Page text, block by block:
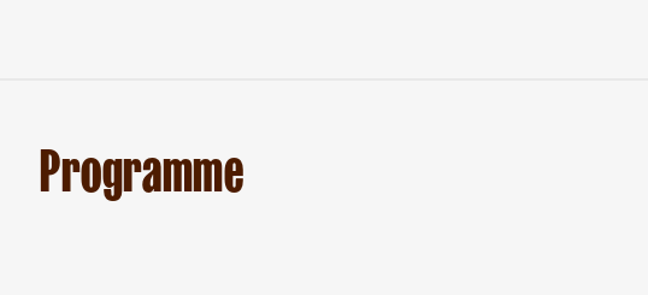
Programme